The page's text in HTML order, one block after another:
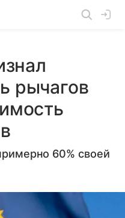
рычагов
60% своей